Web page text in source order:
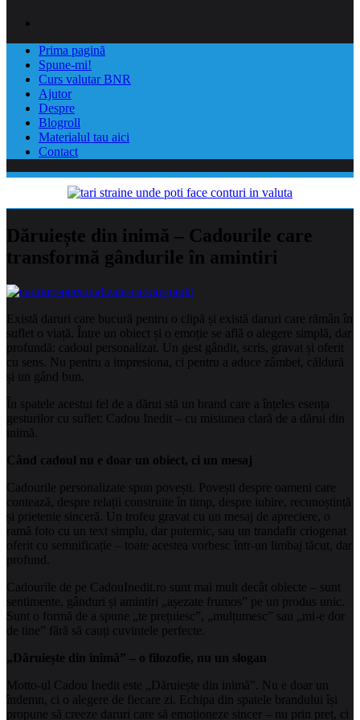
Prima pagină
Spune-mi!
Curs valutar BNR
Ajutor
Despre
Blogroll
Materialul tau aici
Contact
Dăruiește din inimă – Cadourile care
transformă gândurile în amintiri
Există daruri care bucură pentru o clipă și există daruri care rămân în
suflet o viață. Între un obiect și o emoție se află o alegere simplă, dar
profundă: cadoul personalizat. Un gest gândit, scris, gravat și oferit
cu sens. Nu pentru a impresiona, ci pentru a aduce zâmbet, căldură
și un gând bun.
În spatele acestui fel de a dărui stă un brand care a înțeles esența
gesturilor cu suflet: Cadou Inedit – cu misiunea clară de a dărui din
inimă.
Când cadoul nu e doar un obiect, ci un mesaj
Cadourile personalizate spun povești. Povești despre oameni care
contează, despre relații construite în timp, despre iubire, recunoștință
și prietenie sinceră. Un trofeu gravat cu un mesaj de apreciere, o
ramă foto cu un text simplu, dar puternic, sau un trandafir criogenat
oferit cu semnificație – toate acestea vorbesc într-un limbaj tăcut, dar
profund.
Cadourile de pe CadouInedit.ro sunt mai mult decât obiecte – sunt
sentimente, gânduri și amintiri „așezate frumos” pe un produs unic.
Sunt o formă de a spune „te prețuiesc”, „mulțumesc” sau „mi-e dor
de tine” fără să cauți cuvintele perfecte.
„Dăruiește din inimă” – o filozofie, nu un slogan
Motto-ul Cadou Inedit este „Dăruiește din inimă”. Nu e doar un
îndemn, ci o alegere de fiecare zi. Echipa din spatele brandului își
propune să creeze daruri care să emoționeze sincer – nu prin preț, ci